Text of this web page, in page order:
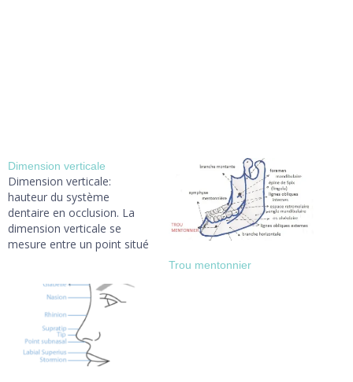
Dimension verticale
Dimension verticale:
hauteur du système
dentaire en occlusion. La
dimension verticale se
mesure entre un point situé
situé au centre de la pointe
du menton (gnathion). ICI
Trou mentonnier